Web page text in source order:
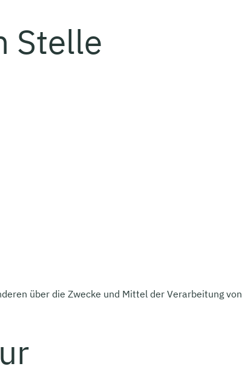
Stelle
über die Zwecke und Mittel der Verarbeitung von